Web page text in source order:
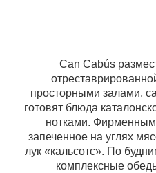
Can Cabús
просторными залами,
готовят блюда
нотками.
запеченное на углях
лук «кальсотс». По
комплексные